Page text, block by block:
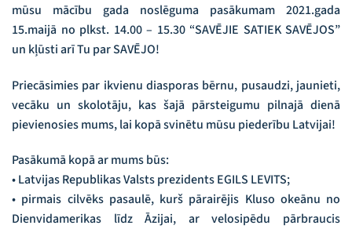
mūsu mācību gada noslēguma pasākumam 2021.gada
15.maijā no plkst. 14.00 – 15.30 “SAVĒJIE SATIEK SAVĒJOS”
un kļūsti arī Tu par SAVĒJO!
Priecāsimies par ikvienu diasporas bērnu, pusaudzi, jaunieti,
vecāku un skolotāju, kas šajā pārsteigumu pilnajā dienā
pievienosies mums, lai kopā svinētu mūsu piederību Latvijai!
Pasākumā kopā ar mums būs:
• Latvijas Republikas Valsts prezidents EGILS LEVITS;
• pirmais cilvēks pasaulē, kurš pārairējis Kluso okeānu no
Dienvidamerikas līdz Āzijai, ar velosipēdu pārbraucis